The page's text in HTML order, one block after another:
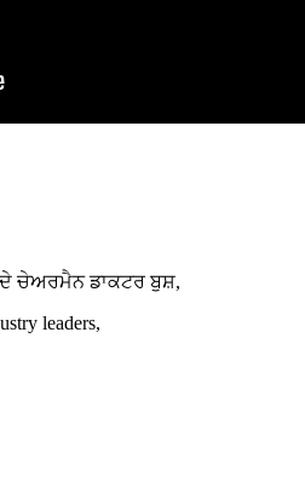
ਚੇਅਰਮੈਨ ਡਾਕਟਰ ਬੁਸ਼,
leaders,